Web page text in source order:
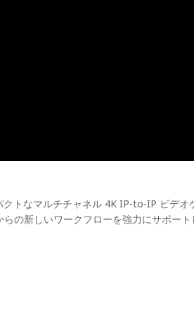
トなマルチチャネル 4K IP-to-IP ビデオ
の新しいワークフローを強力にサポート